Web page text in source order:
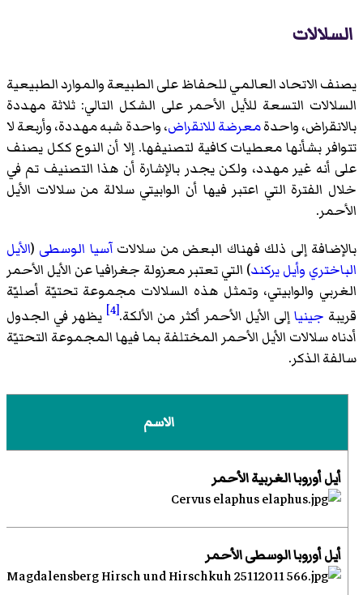
السلالات
يصنف الاتحاد العالمي للحفاظ على الطبيعة والموارد الطبيعية
السلالات التسعة للأيل الأحمر على الشكل التالي: ثلاثة مهددة
بالانقراض، واحدةمعرضة للانقراض، واحدة شبه مهددة، وأربعة لا
تتوافر بشأنها معطيات كافية لتصنيفها. إلا أن النوع ككل يصنف
على أنه غير مهدد، ولكن يجدر بالإشارة أن هذا التصنيف تم في
خلال الفترة التي اعتبر فيها أن الوابيتي سلالة من سلالات الأيل
الأحمر.
بالإضافة إلى ذلك فهناك البعض من سلالاتآسيا الوسطى (الأيل
الباختري وأيل يركند) التي تعتبر معزولة جغرافيا عن الأيل الأحمر
الغربي والوابيتي، وتمثل هذه السلالات مجموعة تحتيّة أصليّة
قريبة جينياإلى الأيل الأحمر أكثر من الألكة.[4]
يظهر في الجدول
أدناه سلالات الأيل الأحمر المختلفة بما فيها المجموعة التحتيّة
سالفة الذكر.
الاسم
أيل أوروبا الغربية الأحمر
أيل أوروبا الوسطى الأحمر